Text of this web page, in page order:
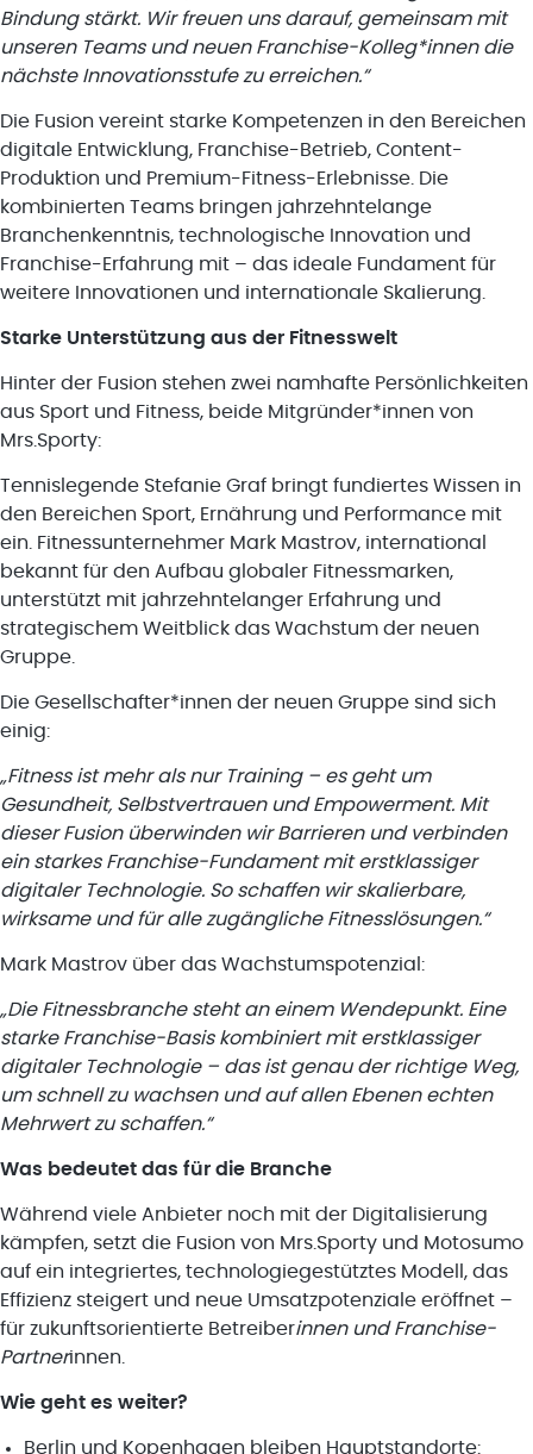
Bindung stärkt. Wir freuen uns darauf, gemeinsam mit
unseren Teams und neuen Franchise-Kolleg*innen die
nächste Innovationsstufe zu erreichen.“
Die Fusion vereint starke Kompetenzen in den Bereichen
digitale Entwicklung, Franchise-Betrieb, Content-
Produktion und Premium-Fitness-Erlebnisse. Die
kombinierten Teams bringen jahrzehntelange
Branchenkenntnis, technologische Innovation und
Franchise-Erfahrung mit – das ideale Fundament für
weitere Innovationen und internationale Skalierung.
Starke Unterstützung aus der Fitnesswelt
Hinter der Fusion stehen zwei namhafte Persönlichkeiten
aus Sport und Fitness, beide Mitgründer*innen von
Mrs.Sporty:
Tennislegende Stefanie Graf bringt fundiertes Wissen in
den Bereichen Sport, Ernährung und Performance mit
ein. Fitnessunternehmer Mark Mastrov, international
bekannt für den Aufbau globaler Fitnessmarken,
unterstützt mit jahrzehntelanger Erfahrung und
strategischem Weitblick das Wachstum der neuen
Gruppe.
Die Gesellschafter*innen der neuen Gruppe sind sich
einig:
„Fitness ist mehr als nur Training – es geht um
Gesundheit, Selbstvertrauen und Empowerment. Mit
dieser Fusion überwinden wir Barrieren und verbinden
ein starkes Franchise-Fundament mit erstklassiger
digitaler Technologie. So schaffen wir skalierbare,
wirksame und für alle zugängliche Fitnesslösungen.“
Mark Mastrov über das Wachstumspotenzial:
„Die Fitnessbranche steht an einem Wendepunkt. Eine
starke Franchise-Basis kombiniert mit erstklassiger
digitaler Technologie – das ist genau der richtige Weg,
um schnell zu wachsen und auf allen Ebenen echten
Mehrwert zu schaffen.“
Was bedeutet das für die Branche
Während viele Anbieter noch mit der Digitalisierung
kämpfen, setzt die Fusion von Mrs.Sporty und Motosumo
auf ein integriertes, technologiegestütztes Modell, das
Effizienz steigert und neue Umsatzpotenziale eröffnet –
für zukunftsorientierte Betreiberinnen und Franchise-
Partnerinnen.
Wie geht es weiter?
Berlin und Kopenhagen bleiben Hauptstandorte: